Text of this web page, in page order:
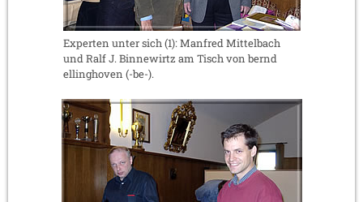
Experten unter sich (1): Manfred Mittelbach
und Ralf J. Binnewirtz am Tisch von bernd
ellinghoven (-be-).